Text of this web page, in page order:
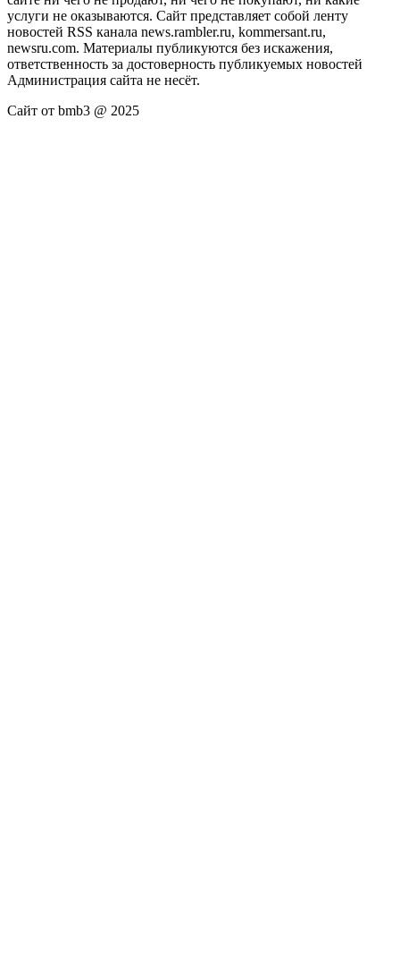
услуги не оказываются. Сайт представляет собой ленту
новостей RSS канала news.rambler.ru, kommersant.ru,
newsru.com. Материалы публикуются без искажения,
ответственность за достоверность публикуемых новостей
Администрация сайта не несёт.
Сайт от bmb3 @ 2025